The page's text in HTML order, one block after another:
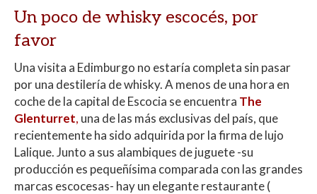
Un poco de whisky escocés, por
favor
Una visita a Edimburgo no estaría completa sin pasar
por una destilería de whisky. A menos de una hora en
coche de la capital de Escocia se encuentra The
Glenturret, una de las más exclusivas del país, que
recientemente ha sido adquirida por la firma de lujo
Lalique. Junto a sus alambiques de juguete -su
producción es pequeñísima comparada con las grandes
marcas escocesas- hay un elegante restaurante (